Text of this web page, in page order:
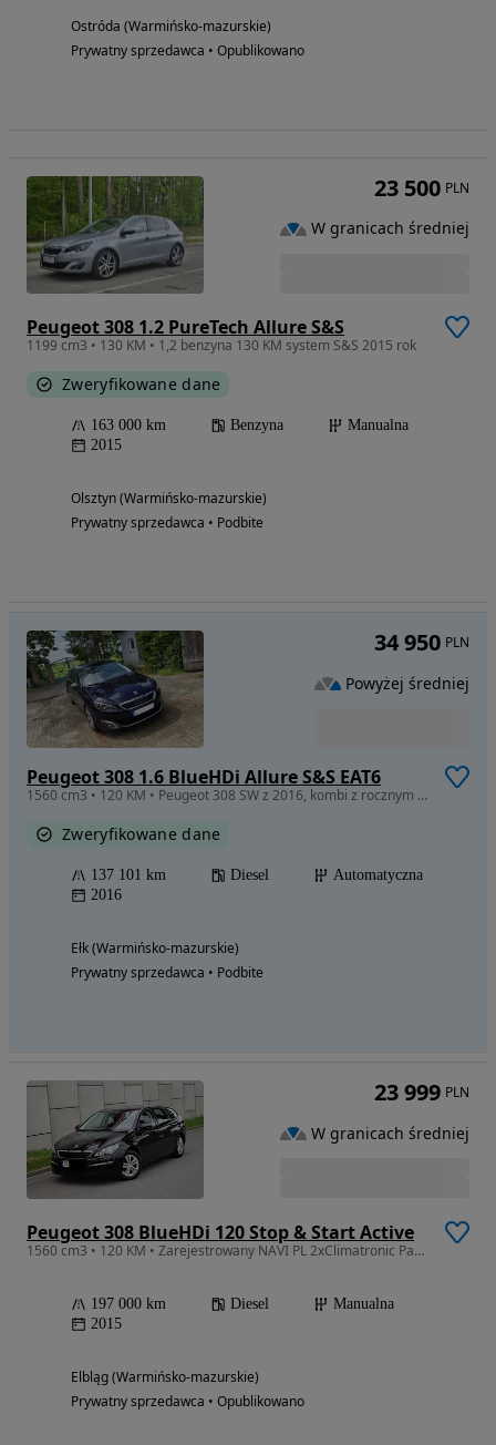
Ostróda (Warmińsko-mazurskie)
Prywatny sprzedawca • Opublikowano
Peugeot 308 1.2 PureTech Allure S&S
1199 cm3 • 130 KM • 1,2 benzyna 130 KM system S&S 2015 rok
Zweryfikowane dane
163 000 km Benzyna
Manualna
2015
Olsztyn (Warmińsko-mazurskie)
Prywatny sprzedawca • Podbite
23 500 PLN
W granicach średniej
Peugeot 308 1.6 BlueHDi Allure S&S EAT6
1560 cm3 • 120 KM • Peugeot 308 SW z 2016, kombi z rocznym przeglądem, opony jak nowe
Zweryfikowane dane
137 101 km Diesel
Automatyczna
2016
Ełk (Warmińsko-mazurskie)
Prywatny sprzedawca • Podbite
34 950 PLN
Powyżej średniej
Peugeot 308 BlueHDi 120 Stop & Start Active
1560 cm3 • 120 KM • Zarejestrowany NAVI PL 2xClimatronic Parktronic Bluetooth Tempomat
197 000 km Diesel
Manualna
2015
Elbląg (Warmińsko-mazurskie)
Prywatny sprzedawca • Opublikowano
23 999 PLN
W granicach średniej